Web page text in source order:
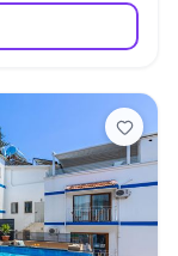
mekan
bahçe